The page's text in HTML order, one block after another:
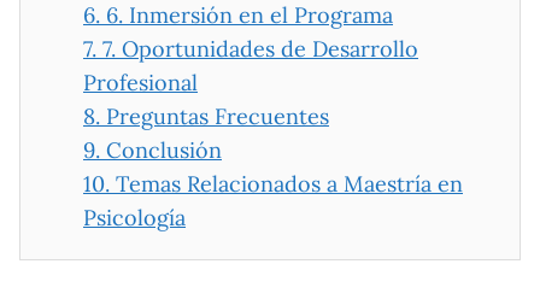
6. 6. Inmersión en el Programa
7. 7. Oportunidades de Desarrollo
Profesional
8. Preguntas Frecuentes
9. Conclusión
10. Temas Relacionados a Maestría en
Psicología